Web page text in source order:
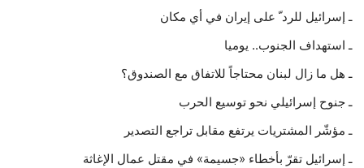
ـ إسرائيل للرد ّ على إيران في أي مكان
ـ استهداف الجنوب.. يوميا
ـ هل ما زال لبنان محتاجاً للاتفاق مع الصندوق؟
ـ جنوح إسرائيلي نحو توسيع الحرب
ـ مؤشّر المشتريات يرتفع مقابل تراجع التصدير
ـ إسرائيل تقرّ بأخطاء «جسيمة» في مقتل عمال الإغاثة